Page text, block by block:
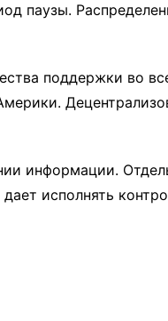
паузы.
поддержки во
информации.
исполнять